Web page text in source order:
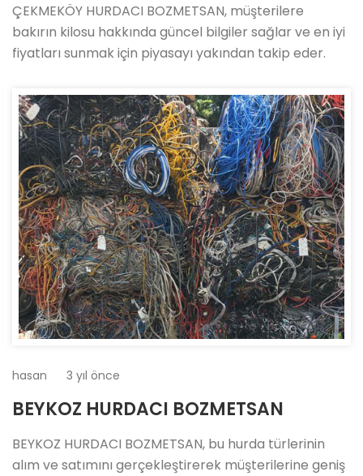
ÇEKMEKÖY HURDACI BOZMETSAN, müşterilere
bakırın kilosu hakkında güncel bilgiler sağlar ve en iyi
fiyatları sunmak için piyasayı yakından takip eder.
hasan 3 yıl önce
BEYKOZ HURDACI BOZMETSAN
BEYKOZ HURDACI BOZMETSAN, bu hurda türlerinin
alım ve satımını gerçekleştirerek müşterilerine geniş